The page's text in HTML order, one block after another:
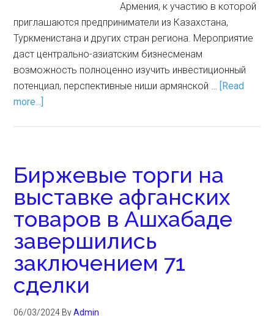
Армения, к участию в которой
приглашаются предприниматели из Казахстана,
Туркменистана и других стран региона. Мероприятие
даст центрально-азиатским бизнесменам
возможность полноценно изучить инвестиционный
потенциал, перспективные ниши армянской … [Read
more...]
Биржевые торги на
выставке афганских
товаров в Ашхабаде
завершились
заключением 71
сделки
06/03/2024 ByAdmin